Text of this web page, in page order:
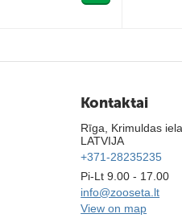
Kontaktai
Rīga, Krimuldas
LATVIJA
+371-28235235
Pi-Lt 9.00 - 17.00
info@zooseta.lt
View on map